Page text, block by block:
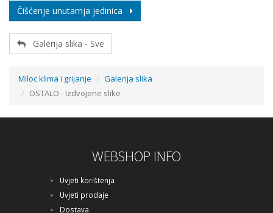
Čišćenje unutarnja jedinica
Galerija slika - Sve
Miloc klima i grijanje
Galerija slika
OSTALO - Izdvojene slike
WEBSHOP INFO
Uvjeti korištenja
Uvjeti prodaje
Dostava